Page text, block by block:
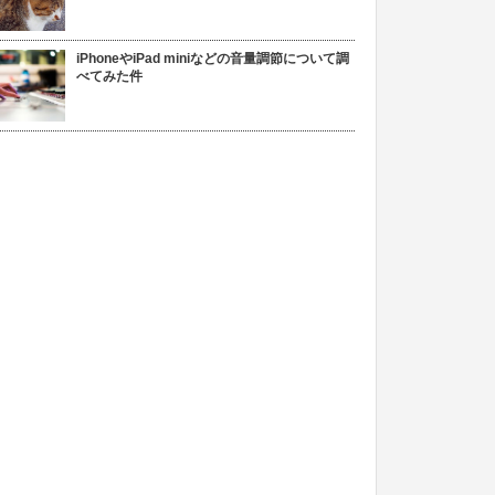
iPhoneやiPad miniなどの音量調節について調
べてみた件